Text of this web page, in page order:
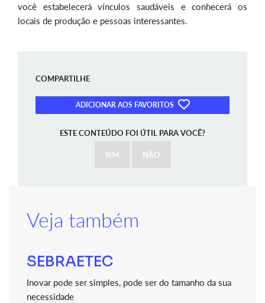
você estabelecerá vínculos saudáveis e conhecerá os
locais de produção e pessoas interessantes.
COMPARTILHE
ADICIONAR AOS FAVORITOS
ESTE CONTEÚDO FOI ÚTIL PARA VOCÊ?
SIM NÃO
Veja também
SEBRAETEC
Inovar pode ser simples, pode ser do tamanho da sua
necessidade